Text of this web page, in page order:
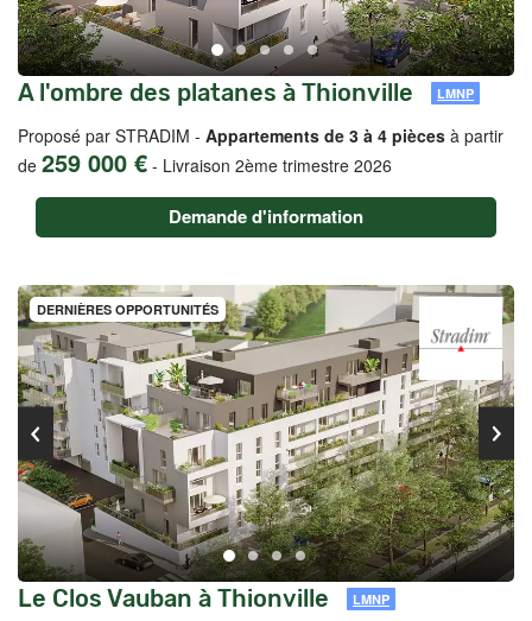
A l'ombre des platanes à Thionville LMNP
Proposé par STRADIM - Appartements de 3 à 4 pièces à partir
de 259 000 € - Livraison 2ème trimestre 2026
Demande d'information
DERNIÈRES OPPORTUNITÉS
Le Clos Vauban à Thionville LMNP